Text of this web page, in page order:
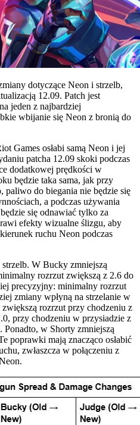
dotyczące Neon i strzelb,
12.09. Patch jest
jeden z najbardziej
wbijanie się Neon z bronią do
Games osłabi samą Neon i jej
patcha 12.09 skoki podczas
dodatkowej prędkości w
będzie taka sama, jak przy
paliwo do biegania nie będzie się
a podczas używania
się odnawiać tylko za
efekty wizualne ślizgu, aby
ruchu Neon podczas
W Bucky zmniejszą
rozrzut zwiększą z 2.6 do
precyzyjny: minimalny rozrzut
zmiany wpłyną na strzelanie w
rozrzut przy chodzeniu z
przy chodzeniu w przysiadzie z
w Shorty zmniejszą
poprawki mają znacząco osłabić
zwłaszcza w połączeniu z